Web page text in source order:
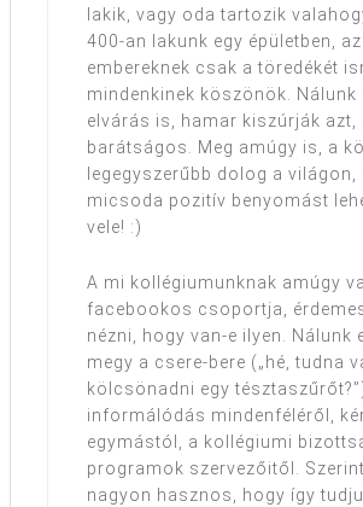
lakik, vagy oda tartozik
400-an lakunk egy épületben, az
embereknek csak a töredékét
mindenkinek köszönök. Nálunk
elvárás is, hamar kiszúrják azt,
barátságos. Meg amúgy is, a
legegyszerűbb dolog a világon,
micsoda pozitív benyomást
vele! :)
A mi kollégiumunknak amúgy
facebookos csoportja,
nézni, hogy van-e ilyen. Nálunk
megy a csere-bere („hé, tudna
kölcsönadni egy
informálódás mindenféléről,
egymástól, a kollégiumi
programok szervezőitől.
nagyon hasznos, hogy így